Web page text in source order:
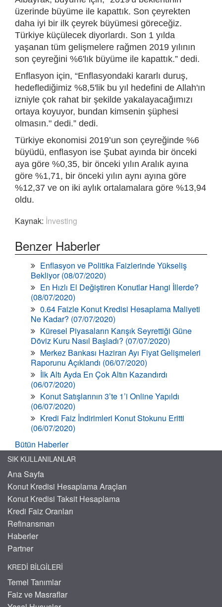
üzerinde büyüme ile kapattık. Son çeyrekten
daha iyi bir ilk çeyrek büyümesi göreceğiz.
Türkiye küçülecek diyorlardı. Son 1 yılda
yaşanan tüm gelişmelere rağmen 2019 yılının
son çeyreğini %6'lık büyüme ile kapattık.” dedi.
Enflasyon için, “Enflasyondaki kararlı duruş,
hedeflediğimiz %8,5'lik bu yıl hedefini de Allah'ın
izniyle çok rahat bir şekilde yakalayacağımızı
ortaya koyuyor, bundan kimsenin şüphesi
olmasın." dedi.” dedi.
Türkiye ekonomisi 2019’un son çeyreğinde %6
büyüdü, enflasyon ise Şubat ayında bir önceki
aya göre %0,35, bir önceki yılın Aralık ayına
göre %1,71, bir önceki yılın aynı ayına göre
%12,37 ve on iki aylık ortalamalara göre %13,94
oldu.
Kaynak: İnvesting
Benzer Haberler
Enflasyon ve Politika Faizlerinde Yükseliş
Bekliyor (08/07/2020)
En Hızlı El Değiştiren Konutlar Hangi İllerde?
(08/07/2020)
0.64 Faizle Konut Kredisi Hesaplama Maliyeti
Ne Kadar? (07/07/2020)
Küresel Piyasaların Karışık Seyrettiği Güne
Döviz Kuru Nasıl Başladı? (07/07/2020)
Merkez Bankası Haziran Ayı Fiyat Gelişmeleri
Raporunu Açıklandı (06/07/2020)
İlk Altı Ayda En Çok Altın Kazandırdı
(06/07/2020)
Konut Satışlarının 3’te 1’i Online Yapıldı
(06/07/2020)
Kredi Faiz İndirimleri Konut Stokunu Eritti
(06/07/2020)
Bütün Haberler
SIK KULLANILANLAR
Ana Sayfa
Konut Kredisi Hesaplama Araçları
Konut Kredisi Taksit Hesaplama
Kredi Faiz Oranları
Refinansman
Haberler
Partner
KREDI BILGILERI
Temel Tanımlar
Faiz ve Masraflar